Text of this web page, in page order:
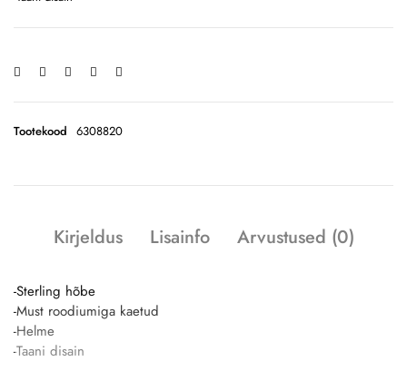
Tootekood 6308820
Kirjeldus Lisainfo Arvustused (0)
-Sterling hõbe
-Must roodiumiga kaetud
-Helme
-Taani disain